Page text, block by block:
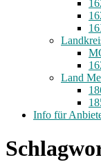
Land
Info für